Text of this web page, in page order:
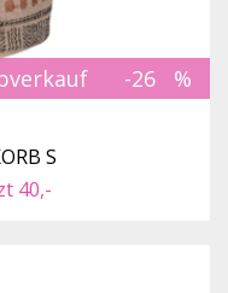
-26
S
40,-